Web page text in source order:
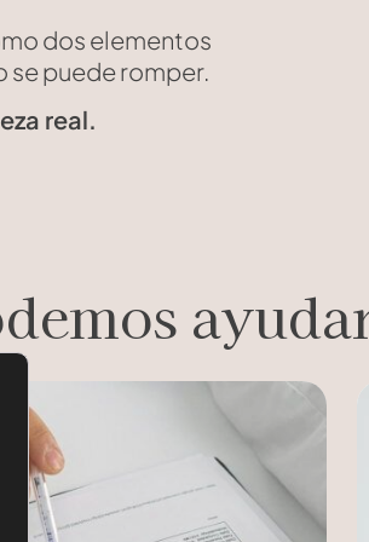
dos elementos
se puede romper.
real.